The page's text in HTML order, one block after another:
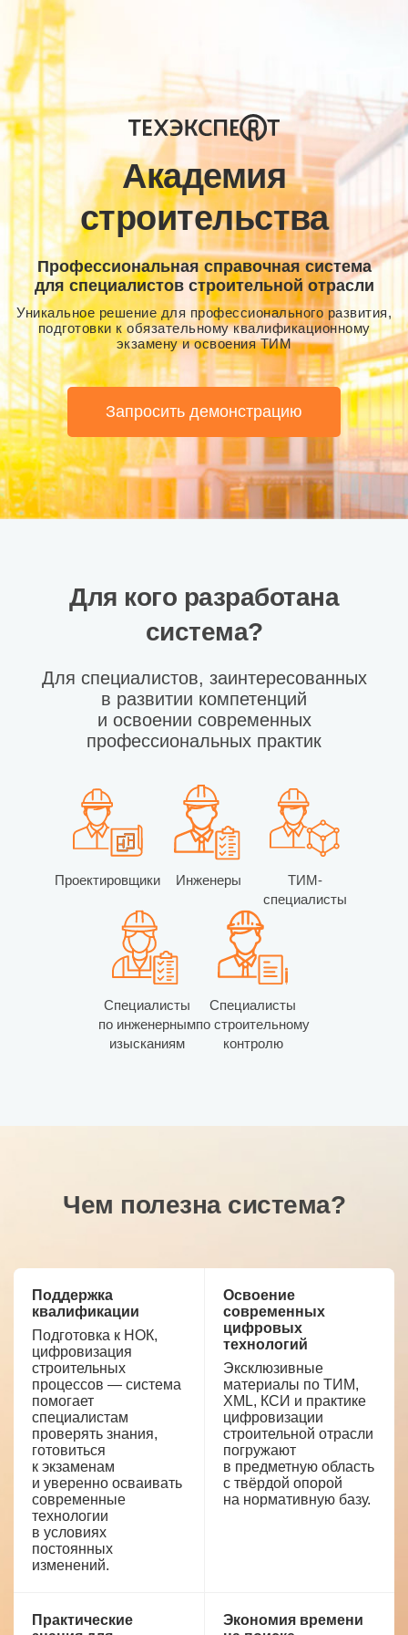
Академия
строительства
Профессиональная справочная система
для специалистов строительной отрасли
Уникальное решение для профессионального развития,
подготовки к обязательному квалификационному
экзамену и освоения ТИМ
Запросить демонстрацию
Для кого разработана
система?
Для специалистов, заинтересованных
в развитии компетенций
и освоении современных
профессиональных практик
Проектировщики Инженеры
ТИМ-
специалисты
Специалисты
по инженерным
изысканиям
Специалисты
по строительному
контролю
Чем полезна система?
Поддержка
квалификации
Подготовка к НОК,
цифровизация
строительных
процессов — система
помогает
специалистам
проверять знания,
готовиться
к экзаменам
и уверенно осваивать
современные
технологии
в условиях
постоянных
изменений.
Освоение
современных
цифровых
технологий
Эксклюзивные
материалы по ТИМ,
XML, КСИ и практике
цифровизации
строительной отрасли
погружают
в предметную область
с твёрдой опорой
на нормативную базу.
Практические
Экономия времени